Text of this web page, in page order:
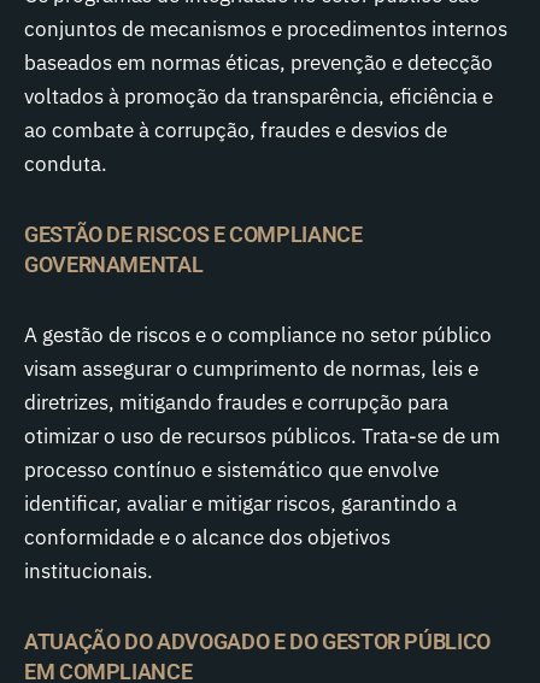
conjuntos de mecanismos e procedimentos internos
baseados em normas éticas, prevenção e detecção
voltados à promoção da transparência, eficiência e
ao combate à corrupção, fraudes e desvios de
conduta.
GESTÃO DE RISCOS E COMPLIANCE
GOVERNAMENTAL
A gestão de riscos e o compliance no setor público
visam assegurar o cumprimento de normas, leis e
diretrizes, mitigando fraudes e corrupção para
otimizar o uso de recursos públicos. Trata-se de um
processo contínuo e sistemático que envolve
identificar, avaliar e mitigar riscos, garantindo a
conformidade e o alcance dos objetivos
institucionais.
ATUAÇÃO DO ADVOGADO E DO GESTOR PÚBLICO
EM COMPLIANCE